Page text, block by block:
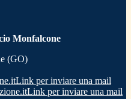
Monfalcone
(GO)
Link per inviare una mail
Link per inviare una mail